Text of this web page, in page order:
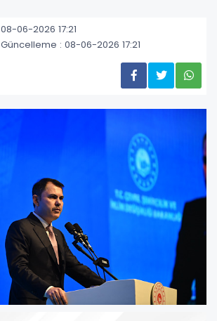
08-06-2026 17:21
Güncelleme : 08-06-2026 17:21